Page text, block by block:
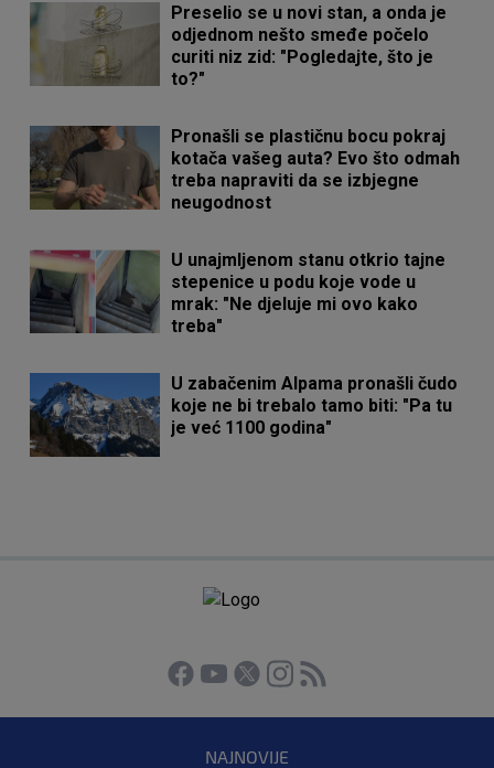
Preselio se u novi stan, a onda je
odjednom nešto smeđe počelo
curiti niz zid: "Pogledajte, što je
to?"
Pronašli se plastičnu bocu pokraj
kotača vašeg auta? Evo što odmah
treba napraviti da se izbjegne
neugodnost
U unajmljenom stanu otkrio tajne
stepenice u podu koje vode u
mrak: "Ne djeluje mi ovo kako
treba"
U zabačenim Alpama pronašli čudo
koje ne bi trebalo tamo biti: "Pa tu
je već 1100 godina"
NAJNOVIJE